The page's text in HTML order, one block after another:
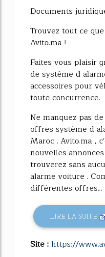
Documents
Trouvez tout ce
Avito.ma !
Faites vous plaisir
de système d
accessoires pour
toute concurrence.
Ne manquez pas
offres système d
Maroc . Avito.ma ,
nouvelles
trouverez sans
alarme voiture .
différentes offres...
LIRE LA SUITE
Site :https://